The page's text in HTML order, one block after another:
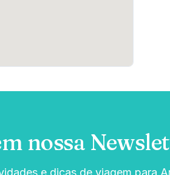
nossa
e dicas de viagem para